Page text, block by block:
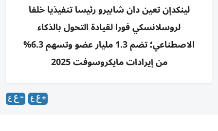
لينكدإن تعين دان شابيرو رئيسا تنفيذيا خلفا
لروسلانسكي فورا لقيادة التحول بالذكاء
الاصطناعي؛ تضم 1.3 مليار عضو وتسهم 6.3%
من إيرادات مايكروسوفت 2025